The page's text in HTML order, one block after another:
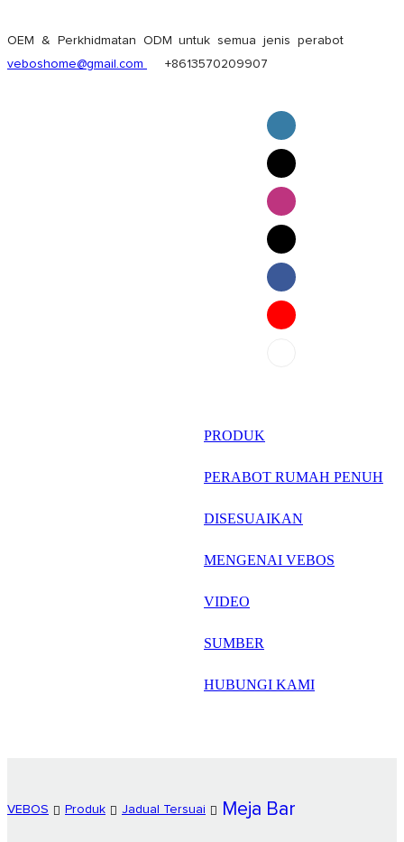
OEM & Perkhidmatan ODM untuk semua jenis perabot
veboshome@gmail.com
+8613570209907
English
Pilipino
ภาษาไทย
français
العربية
PRODUK
PERABOT RUMAH PENUH
DISESUAIKAN
MENGENAI VEBOS
VIDEO
SUMBER
HUBUNGI KAMI
VEBOS Produk Jadual Tersuai Meja Bar